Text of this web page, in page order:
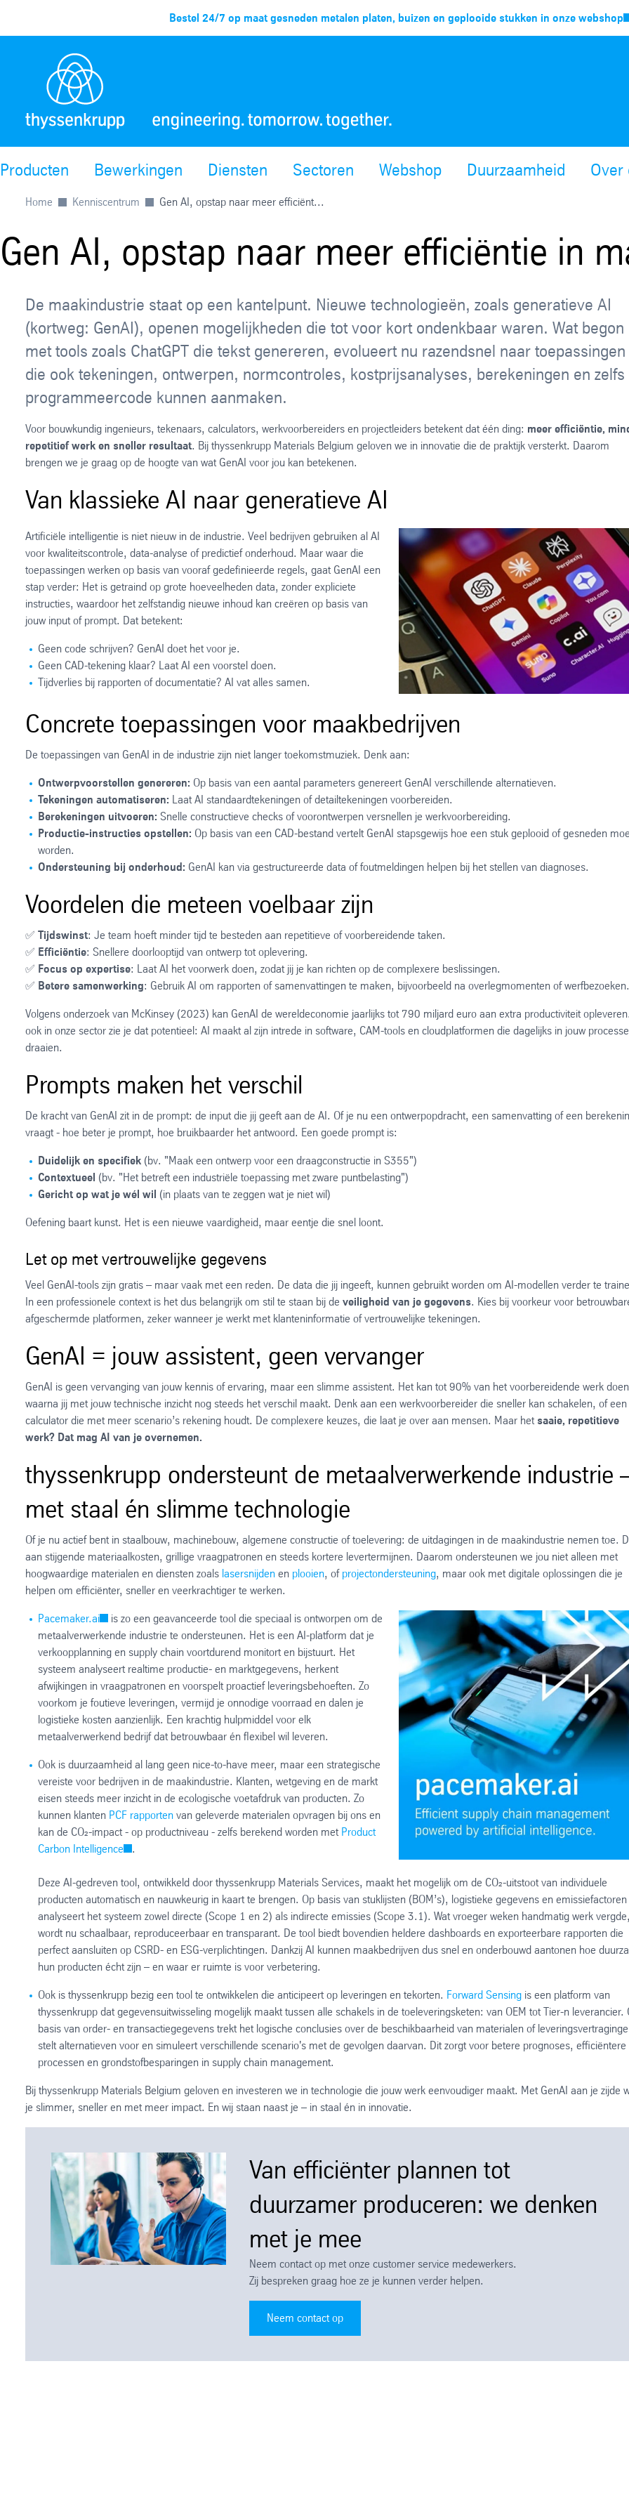
Bestel 24/7 op maat gesneden metalen platen, buizen en geplooide stukken in onze webshop
Producten Bewerkingen Diensten Sectoren Webshop Duurzaamheid Over
Home Kenniscentrum Gen AI, opstap naar meer efficiënt...
Gen AI, opstap naar meer efficiëntie in
De maakindustrie staat op een kantelpunt. Nieuwe technologieën, zoals generatieve AI
(kortweg: GenAI), openen mogelijkheden die tot voor kort ondenkbaar waren. Wat begon
met tools zoals ChatGPT die tekst genereren, evolueert nu razendsnel naar toepassingen
die ook tekeningen, ontwerpen, normcontroles, kostprijsanalyses, berekeningen en zelfs
programmeercode kunnen aanmaken.
Voor bouwkundig ingenieurs, tekenaars, calculators, werkvoorbereiders en projectleiders betekent dat één ding: meer efficiëntie,
repetitief werk en sneller resultaat. Bij thyssenkrupp Materials Belgium geloven we in innovatie die de praktijk versterkt. Daarom
brengen we je graag op de hoogte van wat GenAI voor jou kan betekenen.
Van klassieke AI naar generatieve AI
Artificiële intelligentie is niet nieuw in de industrie. Veel bedrijven gebruiken al AI
voor kwaliteitscontrole, data-analyse of predictief onderhoud. Maar waar die
toepassingen werken op basis van vooraf gedefinieerde regels, gaat GenAI een
stap verder: Het is getraind op grote hoeveelheden data, zonder expliciete
instructies, waardoor het zelfstandig nieuwe inhoud kan creëren op basis van
jouw input of prompt. Dat betekent:
Geen code schrijven? GenAI doet het voor je.
Geen CAD-tekening klaar? Laat AI een voorstel doen.
Tijdverlies bij rapporten of documentatie? AI vat alles samen.
Concrete toepassingen voor maakbedrijven
De toepassingen van GenAI in de industrie zijn niet langer toekomstmuziek. Denk aan:
Ontwerpvoorstellen genereren: Op basis van een aantal parameters genereert GenAI verschillende alternatieven.
Tekeningen automatiseren: Laat AI standaardtekeningen of detailtekeningen voorbereiden.
Berekeningen uitvoeren: Snelle constructieve checks of voorontwerpen versnellen je werkvoorbereiding.
Productie-instructies opstellen: Op basis van een CAD-bestand vertelt GenAI stapsgewijs hoe een stuk geplooid of gesneden
worden.
Ondersteuning bij onderhoud: GenAI kan via gestructureerde data of foutmeldingen helpen bij het stellen van diagnoses.
Voordelen die meteen voelbaar zijn
✅ Tijdswinst: Je team hoeft minder tijd te besteden aan repetitieve of voorbereidende taken.
✅ Efficiëntie: Snellere doorlooptijd van ontwerp tot oplevering.
✅ Focus op expertise: Laat AI het voorwerk doen, zodat jij je kan richten op de complexere beslissingen.
✅ Betere samenwerking: Gebruik AI om rapporten of samenvattingen te maken, bijvoorbeeld na overlegmomenten of werfbezoeken.
Volgens onderzoek van McKinsey (2023) kan GenAI de wereldeconomie jaarlijks tot 790 miljard euro aan extra productiviteit
ook in onze sector zie je dat potentieel: AI maakt al zijn intrede in software, CAM-tools en cloudplatformen die dagelijks in jouw
draaien.
Prompts maken het verschil
De kracht van GenAI zit in de prompt: de input die jij geeft aan de AI. Of je nu een ontwerpopdracht, een samenvatting of een
vraagt - hoe beter je prompt, hoe bruikbaarder het antwoord. Een goede prompt is:
Duidelijk en specifiek (bv. "Maak een ontwerp voor een draagconstructie in S355")
Contextueel (bv. "Het betreft een industriële toepassing met zware puntbelasting")
Gericht op wat je wél wil (in plaats van te zeggen wat je niet wil)
Oefening baart kunst. Het is een nieuwe vaardigheid, maar eentje die snel loont.
Let op met vertrouwelijke gegevens
Veel GenAI-tools zijn gratis – maar vaak met een reden. De data die jij ingeeft, kunnen gebruikt worden om AI-modellen verder te
In een professionele context is het dus belangrijk om stil te staan bij de veiligheid van je gegevens. Kies bij voorkeur voor
afgeschermde platformen, zeker wanneer je werkt met klanteninformatie of vertrouwelijke tekeningen.
GenAI = jouw assistent, geen vervanger
GenAI is geen vervanging van jouw kennis of ervaring, maar een slimme assistent. Het kan tot 90% van het voorbereidende werk
waarna jij met jouw technische inzicht nog steeds het verschil maakt. Denk aan een werkvoorbereider die sneller kan schakelen, of een
calculator die met meer scenario’s rekening houdt. De complexere keuzes, die laat je over aan mensen. Maar het saaie, repetitieve
werk? Dat mag AI van je overnemen.
thyssenkrupp ondersteunt de metaalverwerkende industrie
met staal én slimme technologie
Of je nu actief bent in staalbouw, machinebouw, algemene constructie of toelevering: de uitdagingen in de maakindustrie nemen toe.
aan stijgende materiaalkosten, grillige vraagpatronen en steeds kortere levertermijnen. Daarom ondersteunen we jou niet alleen met
hoogwaardige materialen en diensten zoals lasersnijden en plooien, of projectondersteuning, maar ook met digitale oplossingen die je
helpen om efficiënter, sneller en veerkrachtiger te werken.
Pacemaker.ai
is zo een geavanceerde tool die speciaal is ontworpen om de
metaalverwerkende industrie te ondersteunen. Het is een AI-platform dat je
verkoopplanning en supply chain voortdurend monitort en bijstuurt. Het
systeem analyseert realtime productie- en marktgegevens, herkent
afwijkingen in vraagpatronen en voorspelt proactief leveringsbehoeften. Zo
voorkom je foutieve leveringen, vermijd je onnodige voorraad en dalen je
logistieke kosten aanzienlijk. Een krachtig hulpmiddel voor elk
metaalverwerkend bedrijf dat betrouwbaar én flexibel wil leveren.
Ook is duurzaamheid al lang geen nice-to-have meer, maar een strategische
vereiste voor bedrijven in de maakindustrie. Klanten, wetgeving en de markt
eisen steeds meer inzicht in de ecologische voetafdruk van producten. Zo
kunnen klanten PCF rapporten van geleverde materialen opvragen bij ons en
kan de CO₂-impact - op productniveau - zelfs berekend worden met Product
Carbon Intelligence
.
Deze AI-gedreven tool, ontwikkeld door thyssenkrupp Materials Services, maakt het mogelijk om de CO₂-uitstoot van individuele
producten automatisch en nauwkeurig in kaart te brengen. Op basis van stuklijsten (BOM’s), logistieke gegevens en emissiefactoren
analyseert het systeem zowel directe (Scope 1 en 2) als indirecte emissies (Scope 3.1). Wat vroeger weken handmatig werk
wordt nu schaalbaar, reproduceerbaar en transparant. De tool biedt bovendien heldere dashboards en exporteerbare rapporten die
perfect aansluiten op CSRD- en ESG-verplichtingen. Dankzij AI kunnen maakbedrijven dus snel en onderbouwd aantonen hoe
hun producten écht zijn – en waar er ruimte is voor verbetering.
Ook is thyssenkrupp bezig een tool te ontwikkelen die anticipeert op leveringen en tekorten. Forward Sensing is een platform van
thyssenkrupp dat gegevensuitwisseling mogelijk maakt tussen alle schakels in de toeleveringsketen: van OEM tot Tier-n leverancier.
basis van order- en transactiegegevens trekt het logische conclusies over de beschikbaarheid van materialen of
stelt alternatieven voor en simuleert verschillende scenario's met de gevolgen daarvan. Dit zorgt voor betere prognoses, efficiëntere
processen en grondstofbesparingen in supply chain management.
Bij thyssenkrupp Materials Belgium geloven en investeren we in technologie die jouw werk eenvoudiger maakt. Met GenAI aan je zijde
je slimmer, sneller en met meer impact. En wij staan naast je – in staal én in innovatie.
Van efficiënter plannen tot
duurzamer produceren: we denken
met je mee
Neem contact op met onze customer service medewerkers.
Zij bespreken graag hoe ze je kunnen verder helpen.
Neem contact op